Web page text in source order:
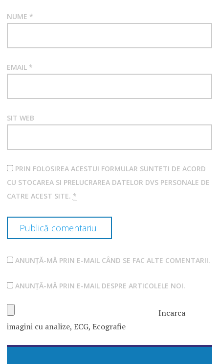
NUME *
EMAIL *
SIT WEB
PRIN FOLOSIREA ACESTUI FORMULAR SUNTETI DE ACORD
CU STOCAREA SI PRELUCRAREA DATELOR DVS PERSONALE DE
CATRE ACEST SITE. *
ANUNȚĂ-MĂ PRIN E-MAIL CÂND SE FAC ALTE COMENTARII.
ANUNȚĂ-MĂ PRIN E-MAIL DESPRE ARTICOLELE NOI.
Incarca
imagini cu analize, ECG, Ecografie